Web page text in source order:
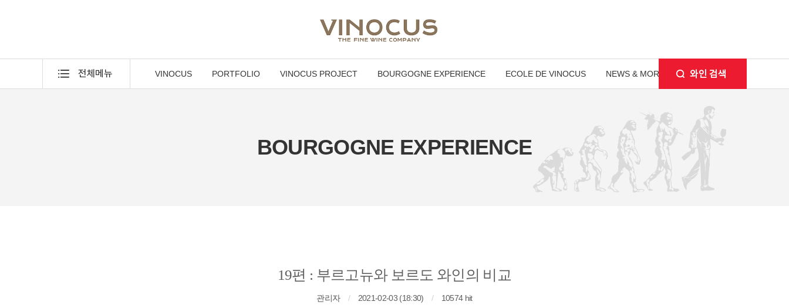
VINOCUS PORTFOLIO VINOCUS PROJECT BOURGOGNE EXPERIENCE ECOLE DE VINOCUS NEWS & MORE
BOURGOGNE EXPERIENCE
19편 : 부르고뉴와 보르도 와인의 비교
관리자 / 2021-02-03 (18:30) / 10574 hit